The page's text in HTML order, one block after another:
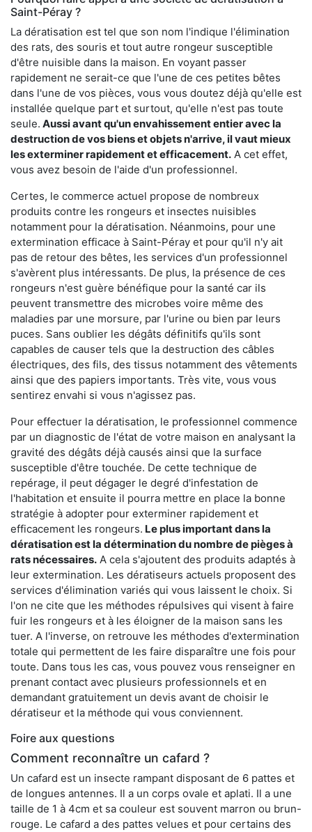
Saint-Péray ?
La dératisation est tel que son nom l'indique l'élimination
des rats, des souris et tout autre rongeur susceptible
d'être nuisible dans la maison. En voyant passer
rapidement ne serait-ce que l'une de ces petites bêtes
dans l'une de vos pièces, vous vous doutez déjà qu'elle est
installée quelque part et surtout, qu'elle n'est pas toute
seule. Aussi avant qu'un envahissement entier avec la
destruction de vos biens et objets n'arrive, il vaut mieux
les exterminer rapidement et efficacement. A cet effet,
vous avez besoin de l'aide d'un professionnel.
Certes, le commerce actuel propose de nombreux
produits contre les rongeurs et insectes nuisibles
notamment pour la dératisation. Néanmoins, pour une
extermination efficace à Saint-Péray et pour qu'il n'y ait
pas de retour des bêtes, les services d'un professionnel
s'avèrent plus intéressants. De plus, la présence de ces
rongeurs n'est guère bénéfique pour la santé car ils
peuvent transmettre des microbes voire même des
maladies par une morsure, par l'urine ou bien par leurs
puces. Sans oublier les dégâts définitifs qu'ils sont
capables de causer tels que la destruction des câbles
électriques, des fils, des tissus notamment des vêtements
ainsi que des papiers importants. Très vite, vous vous
sentirez envahi si vous n'agissez pas.
Pour effectuer la dératisation, le professionnel commence
par un diagnostic de l'état de votre maison en analysant la
gravité des dégâts déjà causés ainsi que la surface
susceptible d'être touchée. De cette technique de
repérage, il peut dégager le degré d'infestation de
l'habitation et ensuite il pourra mettre en place la bonne
stratégie à adopter pour exterminer rapidement et
efficacement les rongeurs. Le plus important dans la
dératisation est la détermination du nombre de pièges à
rats nécessaires. A cela s'ajoutent des produits adaptés à
leur extermination. Les dératiseurs actuels proposent des
services d'élimination variés qui vous laissent le choix. Si
l'on ne cite que les méthodes répulsives qui visent à faire
fuir les rongeurs et à les éloigner de la maison sans les
tuer. A l'inverse, on retrouve les méthodes d'extermination
totale qui permettent de les faire disparaître une fois pour
toute. Dans tous les cas, vous pouvez vous renseigner en
prenant contact avec plusieurs professionnels et en
demandant gratuitement un devis avant de choisir le
dératiseur et la méthode qui vous conviennent.
Foire aux questions
Comment reconnaître un cafard ?
Un cafard est un insecte rampant disposant de 6 pattes et
de longues antennes. Il a un corps ovale et aplati. Il a une
taille de 1 à 4cm et sa couleur est souvent marron ou brun-
rouge. Le cafard a des pattes velues et pour certains des